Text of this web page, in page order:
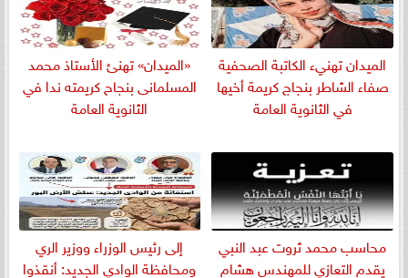
الميدان تهنيء الكاتبة الصحفية
صفاء الشاطر بنجاج كريمة أخيها
في الثانوية العامة
«الميدان» تهنئ الأستاذ محمد
المسلمانى بنجاح كريمته ندا في
الثانوية العامة
​محاسب محمد ثروت عبد النبي
يقدم التعازي للمهندس هشام
إلى رئيس الوزراء ووزير الري
ومحافظة الوادي الجديد: أنقذوا